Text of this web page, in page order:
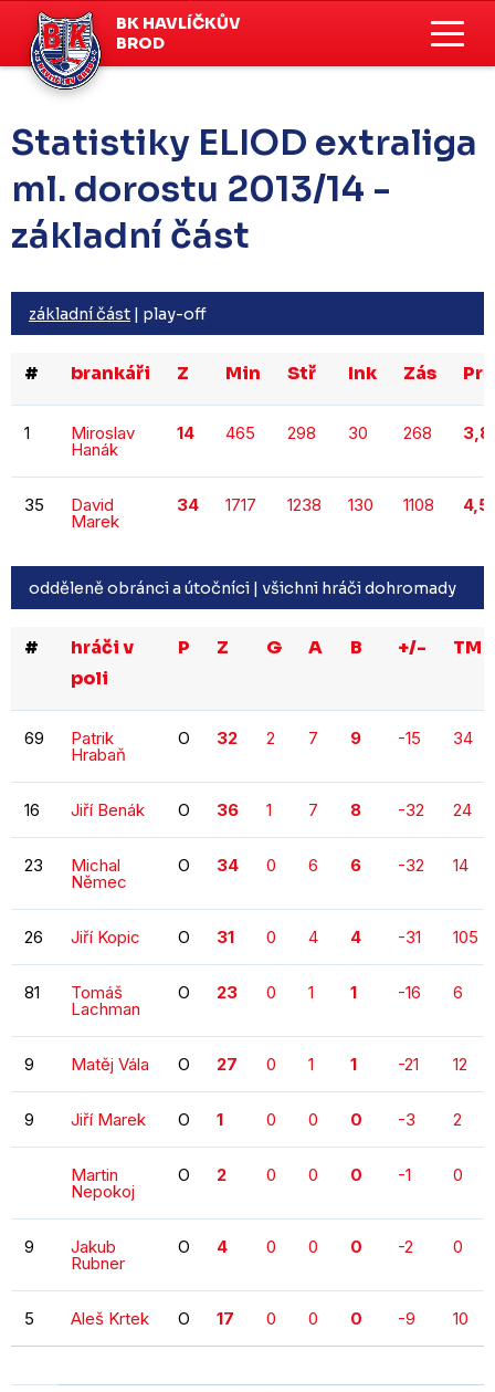
BK HAVLÍČKŮV
BROD
Statistiky ELIOD extraliga
ml. dorostu 2013/14 -
základní část
základní část | play-off
# brankáři Z Min Stř Ink Zás Prů
1 Miroslav
Hanák
14 465 298 30 268
35 David
Marek
34 1717 1238 130 1108
odděleně obránci a útočníci | všichni hráči dohromady
#
hráči v
poli
P Z G A B +/- TM
69 Patrik
Hrabaň
O 32 2 7 9 -15 34
16 Jiří Benák O 36 1 7 8 -32 24
23 Michal
Němec
O 34 0 6 6 -32 14
26 Jiří Kopic O 31 0 4 4 -31 105
81 Tomáš
Lachman
O 23 0 1 1 -16 6
9 Matěj Vála O 27 0 1 1 -21 12
9 Jiří Marek O 1 0 0 0 -3 2
Martin
Nepokoj
O 2 0 0 0 -1 0
9 Jakub
Rubner
O 4 0 0 0 -2 0
5 Aleš Krtek O 17 0 0 0 -9 10